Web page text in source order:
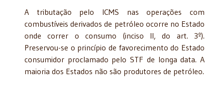
A tributação pelo ICMS nas operações com
combustíveis derivados de petróleo ocorre no Estado
onde correr o consumo (inciso II, do art. 3º).
Preservou-se o princípio de favorecimento do Estado
consumidor proclamado pelo STF de longa data. A
maioria dos Estados não são produtores de petróleo.